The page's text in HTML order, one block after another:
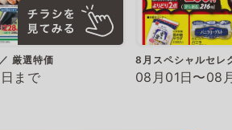
厳選特価
まで
8月スペシャルセレ
08月01日〜08